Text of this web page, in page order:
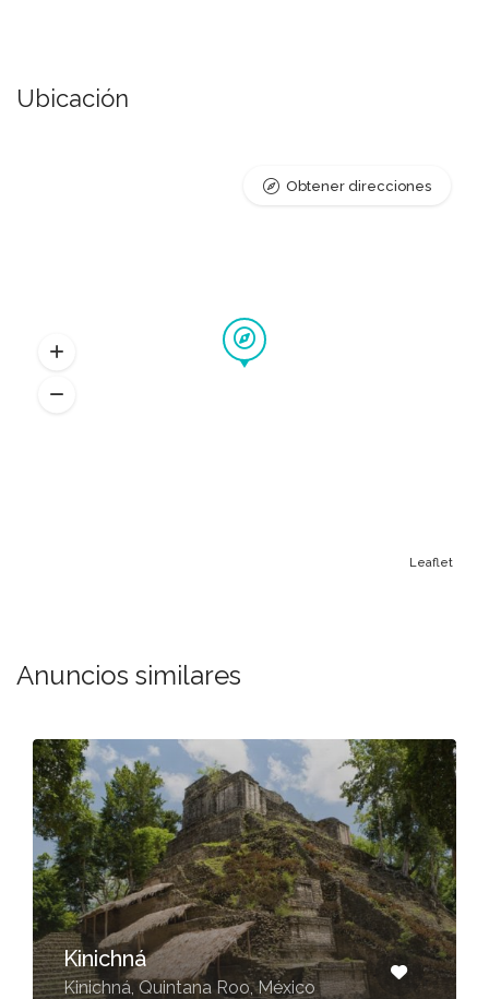
Ubicación
Leaflet
Obtener direcciones
Anuncios similares
Kinichná
Kinichná, Quintana Roo, México